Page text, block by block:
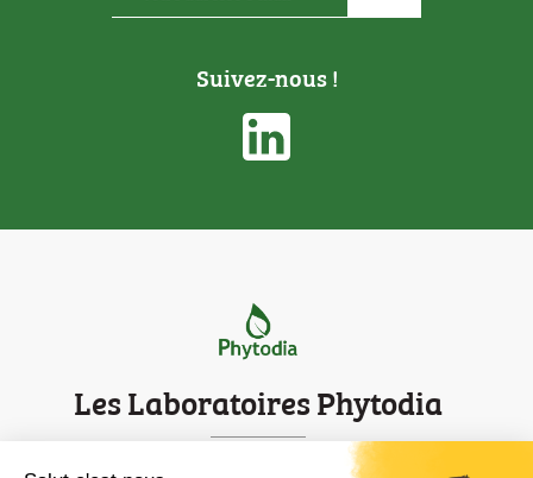
Suivez-nous !
Les Laboratoires Phytodia